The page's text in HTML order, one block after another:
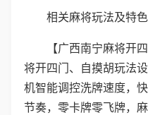
相关麻将玩法及特
【广西南宁麻将开
将开四门、自摸胡玩法
机智能调控洗牌速度，
节奏，零卡牌零飞牌，